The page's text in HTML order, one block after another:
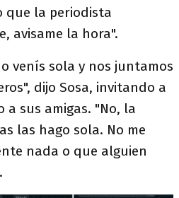
que la periodista
avisame la hora".
venís sola y nos juntamos
dijo Sosa, invitando a
a sus amigas. "No, la
las hago sola. No me
nada o que alguien